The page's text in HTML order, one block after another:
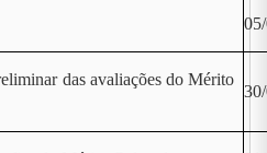
das avaliações do Mérito